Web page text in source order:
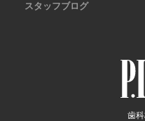
歯
スタッフブログ